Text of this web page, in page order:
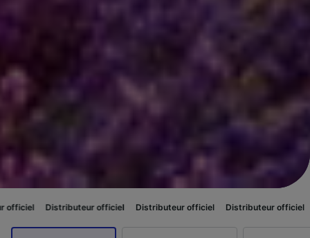
officiel Distributeur officiel Distributeur officiel Distributeur